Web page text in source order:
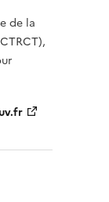
de la